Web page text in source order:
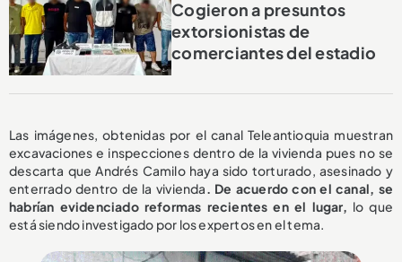
Cogieron a presuntos
extorsionistas de
comerciantes del estadio
Las imágenes, obtenidas por el canal Teleantioquia muestran
excavaciones e inspecciones dentro de la vivienda pues no se
descarta que Andrés Camilo haya sido torturado, asesinado y
enterrado dentro de la vivienda. De acuerdo con el canal, se
habrían evidenciado reformas recientes en el lugar, lo que
está siendo investigado por los expertos en el tema.